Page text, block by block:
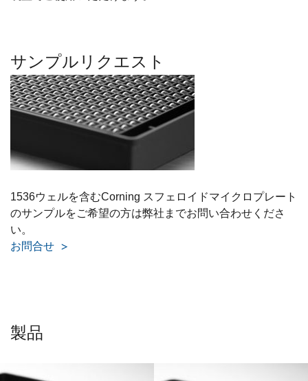
サンプルリクエスト
1536ウェルを含むCorning スフェロイドマイクロプレート
のサンプルをご希望の方は弊社までお問い合わせくださ
い。
お問合せ
製品